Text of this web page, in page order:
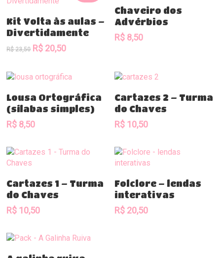
Comprar
Kit Volta às aulas –
Divertidamente
R$23,50 O
era:
R$ 23,50.
R$ 20,50O
é:
R$ 20,50.
Comprar
Chaveiro dos
Advérbios
R$8,50
Comprar
Lousa Ortográfica
(sílabas simples)
R$ 8,50
Comprar
Cartazes 2 – Turma
do Chaves
R$10,50
Comprar
Cartazes 1 – Turma
do Chaves
R$ 10,50
Comprar
Folclore – lendas
interativas
R$20,50
Comprar